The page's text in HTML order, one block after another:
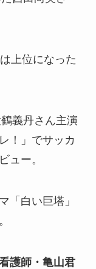
上位になった
義丹さん主演
！」でサッカ
ュー。
「白い巨塔」
護師・亀山君